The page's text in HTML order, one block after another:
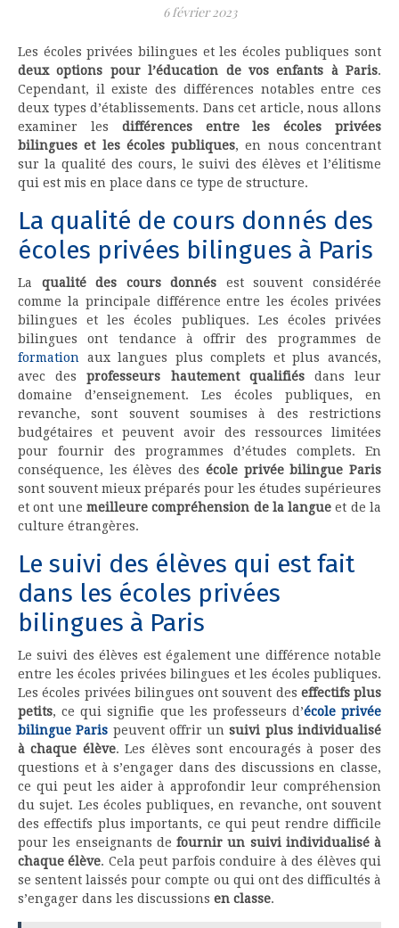
6 février 2023
Les écoles privées bilingues et les écoles publiques sont
deux options pour l’éducation de vos enfants à Paris.
Cependant, il existe des différences notables entre ces
deux types d’établissements. Dans cet article, nous allons
examiner les différences entre les écoles privées
bilingues et les écoles publiques, en nous concentrant
sur la qualité des cours, le suivi des élèves et l’élitisme
qui est mis en place dans ce type de structure.
La qualité de cours donnés des
écoles privées bilingues à Paris
La qualité des cours donnés est souvent considérée
comme la principale différence entre les écoles privées
bilingues et les écoles publiques. Les écoles privées
bilingues ont tendance à offrir des programmes de
formation aux langues plus complets et plus avancés,
avec desprofesseurs hautement qualifiésdans leur
domaine d’enseignement. Les écoles publiques, en
revanche, sont souvent soumises à des restrictions
budgétaires et peuvent avoir des ressources limitées
pour fournir des programmes d’études complets. En
conséquence, les élèves des école privée bilingue Paris
sont souvent mieux préparés pour les études supérieures
et ont une meilleure compréhension de la langue et de la
culture étrangères.
Le suivi des élèves qui est fait
dans les écoles privées
bilingues à Paris
Le suivi des élèves est également une différence notable
entre les écoles privées bilingues et les écoles publiques.
Les écoles privées bilingues ont souvent des effectifs plus
petits, ce qui signifie que les professeurs d’école privée
bilingue Paris peuvent offrir unsuivi plus individualisé
à chaque élève. Les élèves sont encouragés à poser des
questions et à s’engager dans des discussions en classe,
ce qui peut les aider à approfondir leur compréhension
du sujet. Les écoles publiques, en revanche, ont souvent
des effectifs plus importants, ce qui peut rendre difficile
pour les enseignants de fournir un suivi individualisé à
chaque élève. Cela peut parfois conduire à des élèves qui
se sentent laissés pour compte ou qui ont des difficultés à
s’engager dans les discussions en classe.